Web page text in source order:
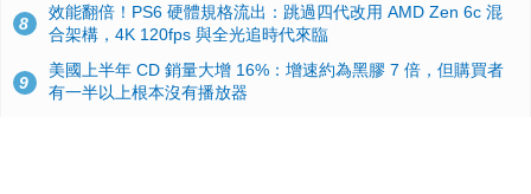
8
效能翻倍！PS6 硬體規格流出：跳過四代改用 AMD Zen 6c 混
合架構，4K 120fps 與全光追時代來臨
9
美國上半年 CD 銷量大增 16%：增速約為黑膠 7 倍，但購買者
有一半以上根本沒有播放器